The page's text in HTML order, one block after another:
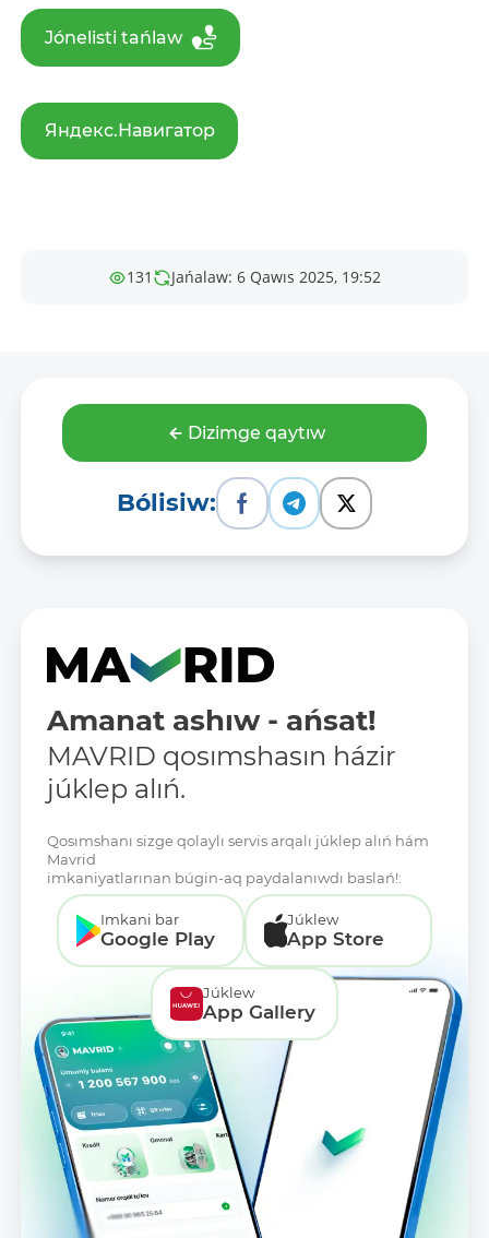
Jónelisti tańlaw
Яндекс.Навигатор
131 Jańalaw: 6 Qawıs 2025, 19:52
Dizimge qaytıw
Bólisiw:
Amanat ashıw - ańsat!
MAVRID qosımshasın házir
júklep alıń.
Qosımshanı sizge qolaylı servis arqalı júklep alıń hám
Mavrid
imkaniyatlarınan búgin-aq paydalanıwdı baslań!:
Imkani bar
Google Play
Júklew
App Store
Júklew
App Gallery